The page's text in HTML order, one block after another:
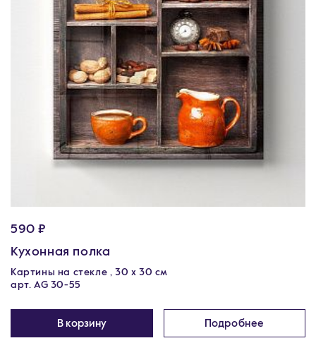
590 ₽
Кухонная полка
Картины на стекле , 30 x 30 см
арт. AG 30-55
В корзину Подробнее